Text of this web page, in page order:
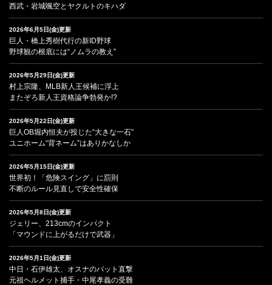
西武・岩城颯空とヤクルトのキハダ
2026年6月5日(金)更新
巨人・橋上秀樹代行の新ID野球
野球観の根底には“ノムラの教え”
2026年5月29日(金)更新
村上宗隆、MLB新人王候補に浮上
またぞろ新人王資格論争勃発か!?
2026年5月22日(金)更新
巨人OB堀内恒夫が投じた“大きな一石”
ユニホーム“背ネーム”はありかなしか
2026年5月15日(金)更新
世界初！「危険スイング」に罰則
不断のルール見直しで安全性確保
2026年5月8日(金)更新
ジェリー、213cmのインパクト
「マウンドに上がるだけで武器」
2026年5月1日(金)更新
中日・石伊雄太、オスナのバット直撃
元祖ヘルメット捕手・中尾孝義の受難